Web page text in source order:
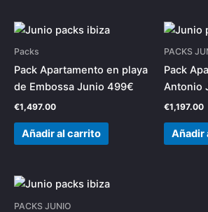
Packs
Pack Apartamento en playa
de Embossa Junio 499€
€1,497.00
Añadir al carrito
PACKS
Pack
Antonio
€1,197.00
Añadir
PACKS JUNIO